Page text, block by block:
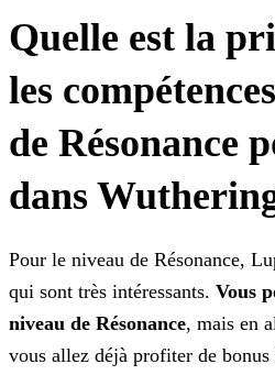
Quelle est la
les
de Résonance
dans
Pour le niveau de Résonance,
qui sont très intéressants. Vous
niveau de Résonance, mais en
vous allez déjà profiter de